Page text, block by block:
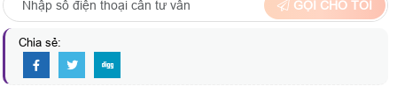
GỌI CHO TÔI
Chia sẻ: